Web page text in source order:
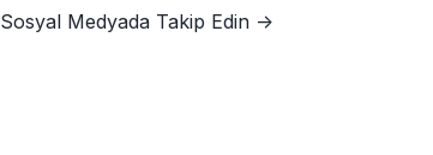
Sosyal Medyada Takip Edin ->